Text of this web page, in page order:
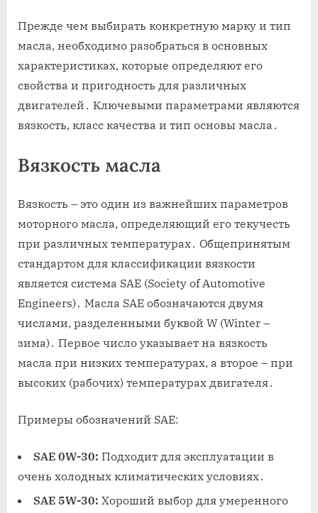
Прежде чем выбирать конкретную марку и тип
масла, необходимо разобраться в основных
характеристиках, которые определяют его
свойства и пригодность для различных
двигателей․ Ключевыми параметрами являются
вязкость, класс качества и тип основы масла․
Вязкость масла
Вязкость – это один из важнейших параметров
моторного масла, определяющий его текучесть
при различных температурах․ Общепринятым
стандартом для классификации вязкости
является система SAE (Society of Automotive
Engineers)․ Масла SAE обозначаются двумя
числами, разделенными буквой W (Winter –
зима)․ Первое число указывает на вязкость
масла при низких температурах, а второе – при
высоких (рабочих) температурах двигателя․
Примеры обозначений SAE:
SAE 0W-30: Подходит для эксплуатации в
очень холодных климатических условиях․
SAE 5W-30: Хороший выбор для умеренного